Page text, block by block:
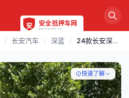
/ 长安汽车 / 深蓝 / 24款长安深蓝G318两驱空悬版
快速了解